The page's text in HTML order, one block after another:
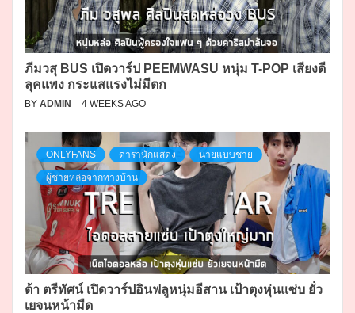
ภีมวสุ BUS เปิดวาร์ป PEEMWASU หนุ่ม T-POP เสียงดี
ลุคแพง กระแสแรงไม่มีตก
BY ADMIN 4 WEEKS AGO
ONLYFANS ดารานักแสดง นายแบบชาย
ผู้ชายหล่อจากทางบ้าน
ต้า ตรีทัศน์ เปิดวาร์ปอินฟลูหนุ่มอีสาน เป้าตุงหุ่นแซ่บ ยั่ว
เยจนหน้ามืด